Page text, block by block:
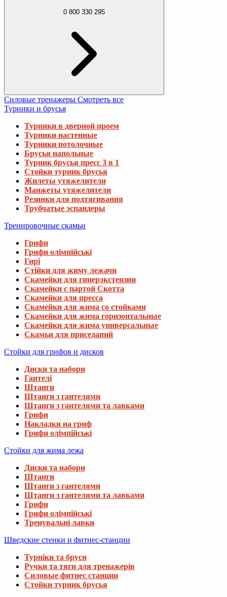
0 800 330 295
Силовые тренажеры Смотреть все
Турники и брусья
Турники в дверной проем
Турники настенные
Турники потолочные
Брусья напольные
Турник брусья пресс 3 в 1
Стойки турник брусья
Жилеты утяжелители
Манжеты утяжелители
Резинки для подтягивания
Трубчатые эспандеры
Тренировочные скамьи
Грифи
Грифи олімпійські
Гирі
Стійки для жиму лежачи
Скамейки для гиперэкстензии
Скамейки с партой Скотта
Скамейки для пресса
Скамейки для жима со стойками
Скамейки для жима горизонтальные
Скамейки для жима универсальные
Скамьи для приседаний
Стойки для грифов и дисков
Диски та набори
Гантелі
Штанги
Штанги з гантелями
Штанги з гантелями та лавками
Грифи
Накладки на гриф
Грифи олімпійські
Стойки для жима лежа
Диски та набори
Штанги
Штанги з гантелями
Штанги з гантелями та лавками
Грифи
Грифи олімпійські
Тренувальні лавки
Шведские стенки и фитнес-станции
Турніки та бруси
Ручки та тяги для тренажерів
Силовые фитнес станции
Стойки турник брусья